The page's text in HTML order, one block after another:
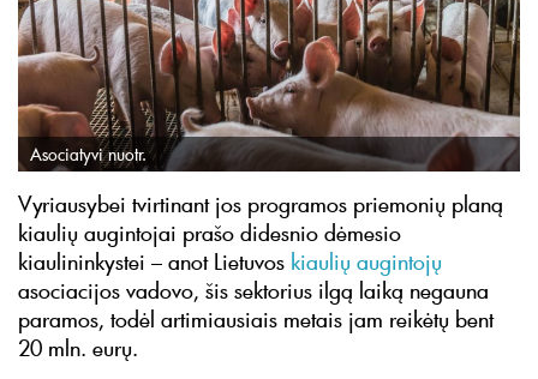
Asociatyvi nuotr.
Vyriausybei tvirtinant jos programos priemonių planą
kiaulių augintojai prašo didesnio dėmesio
kiaulininkystei – anot Lietuvos kiaulių augintojų
asociacijos vadovo, šis sektorius ilgą laiką negauna
paramos, todėl artimiausiais metais jam reikėtų bent
20 mln. eurų.